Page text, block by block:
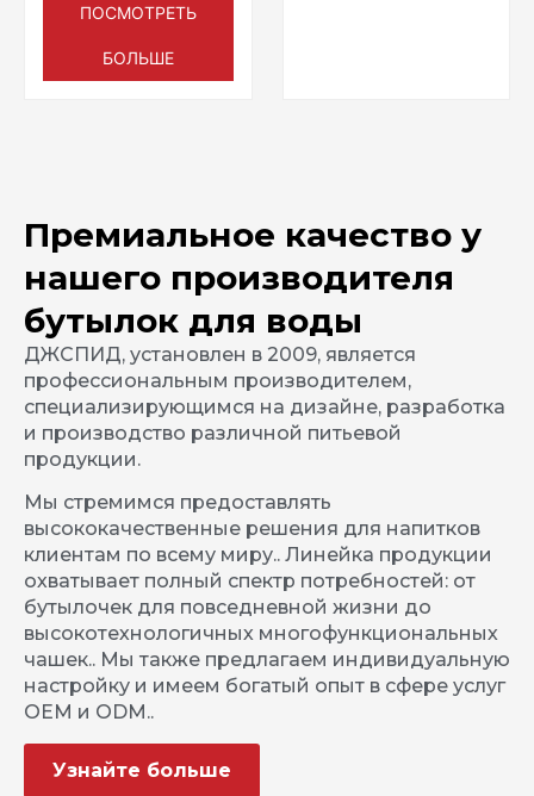
ПОСМОТРЕТЬ
БОЛЬШЕ
Премиальное качество у
нашего производителя
бутылок для воды
ДЖСПИД, установлен в 2009, является
профессиональным производителем,
специализирующимся на дизайне, разработка
и производство различной питьевой
продукции.
Мы стремимся предоставлять
высококачественные решения для напитков
клиентам по всему миру.. Линейка продукции
охватывает полный спектр потребностей: от
бутылочек для повседневной жизни до
высокотехнологичных многофункциональных
чашек.. Мы также предлагаем индивидуальную
настройку и имеем богатый опыт в сфере услуг
OEM и ODM..
Узнайте больше